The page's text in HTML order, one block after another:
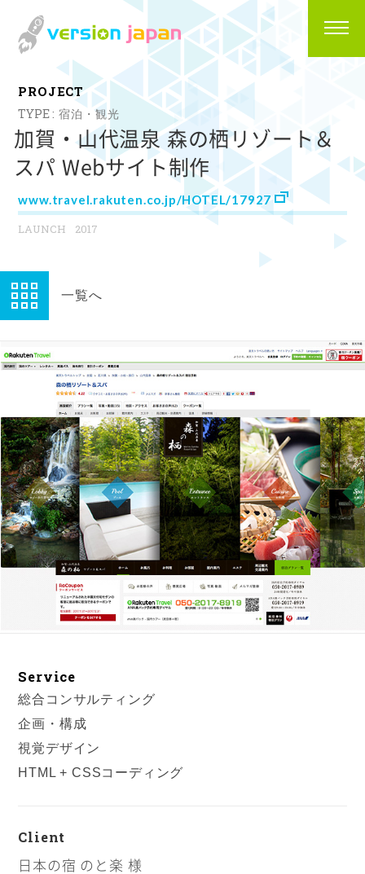
PROJECT
宿泊・観光
加賀・山代温泉 森の栖リゾート＆
スパ Webサイト制作
www.travel.rakuten.co.jp/HOTEL/17927
2017
一覧へ
Service
総合コンサルティング
企画・構成
視覚デザイン
HTML + CSSコーディング
Client
日本の宿 のと楽 様